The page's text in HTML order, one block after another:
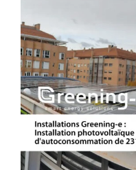
Larger
Image